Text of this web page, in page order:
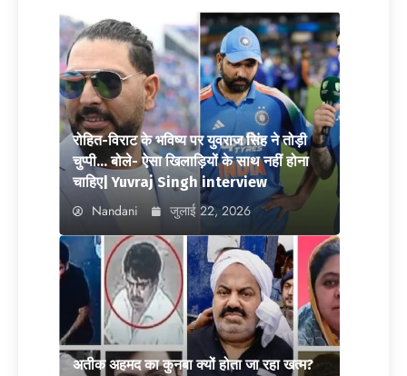
रोहित-विराट के भविष्य पर युवराज सिंह ने तोड़ी
चुप्पी… बोले- ऐसा खिलाड़ियों के साथ नहीं होना
चाहिए| Yuvraj Singh interview
Nandani जुलाई 22, 2026
अतीक अहमद का कुनबा क्यों होता जा रहा खत्म?